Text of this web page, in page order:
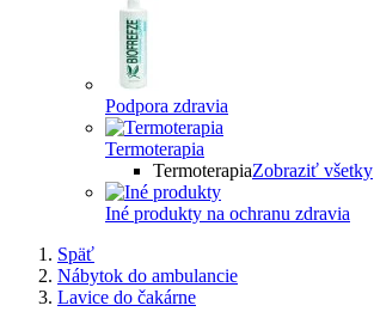
Podpora zdravia
Termoterapia
TermoterapiaZobraziť všetky
Iné produkty na ochranu zdravia
Späť
Nábytok do ambulancie
Lavice do čakárne